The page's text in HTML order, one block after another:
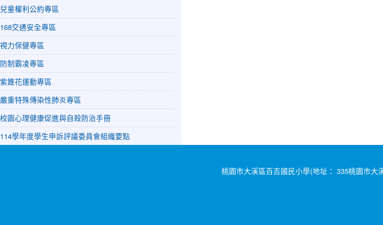
兒童權利公約專區
168交通安全專區
視力保健專區
防制霸凌專區
紫錐花運動專區
嚴重特殊傳染性肺炎專區
校園心理健康促進與自殺防治手冊
114學年度學生申訴評議委員會組織要點
桃園市大溪區百吉國民小學(地址： 335桃園市大